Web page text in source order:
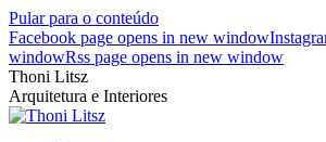
Pular para o conteúdo
Facebook page opens in new window
windowRss page opens in new window
Thoni Litsz
Arquitetura e Interiores